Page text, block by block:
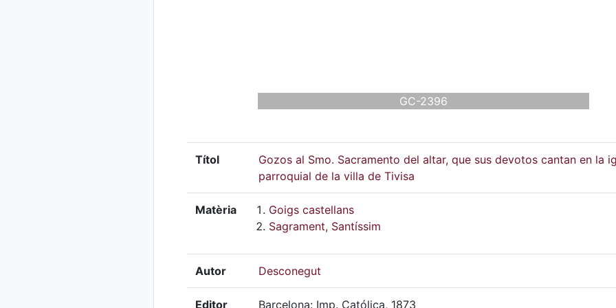
GC-2396
Títol
Gozos al Smo. Sacramento del altar, que sus devotos cantan en la
parroquial de la villa de Tivisa
Matèria
Goigs castellans
Sagrament, Santíssim
Autor Desconegut
Editor Barcelona: Imp. Católica, 1873